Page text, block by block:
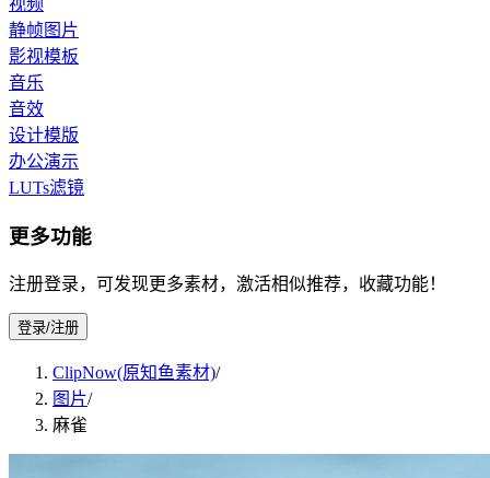
视频
静帧图片
影视模板
音乐
音效
设计模版
办公演示
LUTs滤镜
更多功能
注册登录，可发现更多素材，激活相似推荐，收藏功能！
登录/注册
ClipNow(原知鱼素材)/
图片/
麻雀